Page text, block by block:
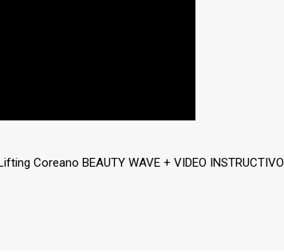
Coreano BEAUTY WAVE + VIDEO INSTRUCTIVO